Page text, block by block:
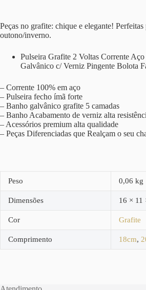
Peças no grafite: chique e elegante!
outono/inverno.
Pulseira Grafite 2 Voltas Corrente
Galvânico c/ Verniz Pingente Bolota
– Corrente 100% em aço
– Pulseira fecho ímã forte
– Banho galvânico grafite 5 camadas
– Banho Acabamento de verniz alta
– Acessórios premium alta qualidade
– Peças Diferenciadas que Realçam o seu
Peso 0,06 kg
Dimensões 16 × 11
Cor Grafite
Comprimento 18cm,